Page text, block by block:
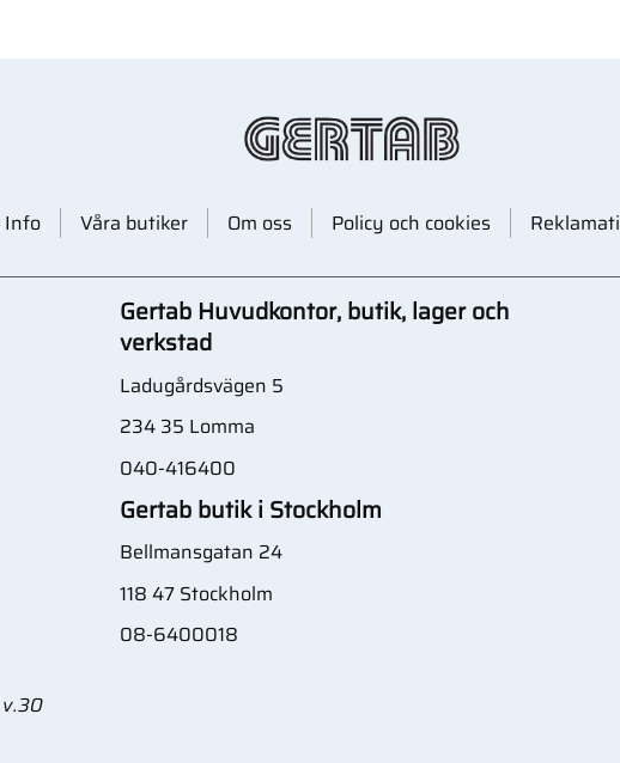
Info Våra butiker Om oss Policy och cookies
v.30
Gertab Huvudkontor, butik, lager och
verkstad
Ladugårdsvägen 5
234 35 Lomma
040-416400
Gertab butik i Stockholm
Bellmansgatan 24
118 47 Stockholm
08-6400018